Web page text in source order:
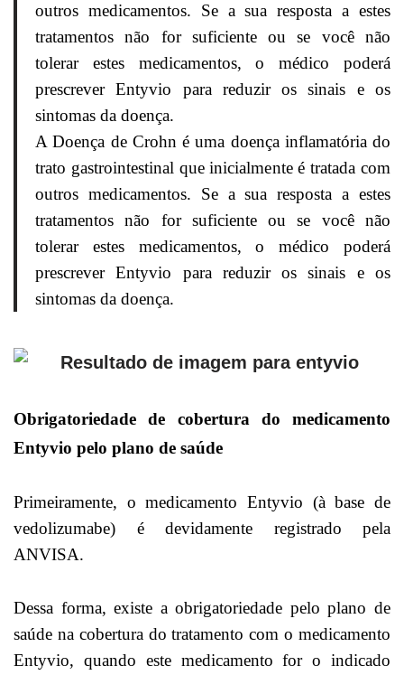
outros medicamentos. Se a sua resposta a estes
tratamentos não for suficiente ou se você não
tolerar estes medicamentos, o médico poderá
prescrever Entyvio para reduzir os sinais e os
sintomas da doença.
A Doença de Crohn é uma doença inflamatória do
trato gastrointestinal que inicialmente é tratada com
outros medicamentos. Se a sua resposta a estes
tratamentos não for suficiente ou se você não
tolerar estes medicamentos, o médico poderá
prescrever Entyvio para reduzir os sinais e os
sintomas da doença.
Obrigatoriedade de cobertura do medicamento
Entyvio pelo plano de saúde
Primeiramente, o medicamento Entyvio (à base de
vedolizumabe) é devidamente registrado pela
ANVISA.
Dessa forma, existe a obrigatoriedade pelo plano de
saúde na cobertura do tratamento com o medicamento
Entyvio, quando este medicamento for o indicado